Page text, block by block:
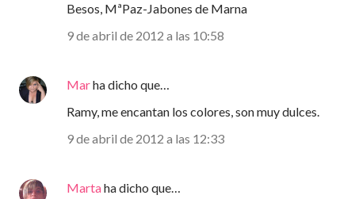
Besos, MªPaz-Jabones de Marna
9 de abril de 2012 a las 10:58
Marha dicho que…
Ramy, me encantan los colores, son muy dulces.
9 de abril de 2012 a las 12:33
Martaha dicho que…